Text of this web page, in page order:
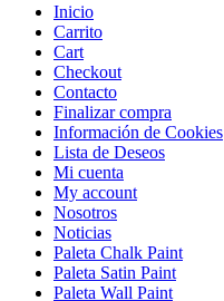
Inicio
Carrito
Cart
Checkout
Contacto
Finalizar compra
Información de Cookies
Lista de Deseos
Mi cuenta
My account
Nosotros
Noticias
Paleta Chalk Paint
Paleta Satin Paint
Paleta Wall Paint